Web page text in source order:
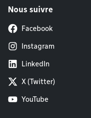
Nous suivre
Facebook
Instagram
LinkedIn
X (Twitter)
YouTube